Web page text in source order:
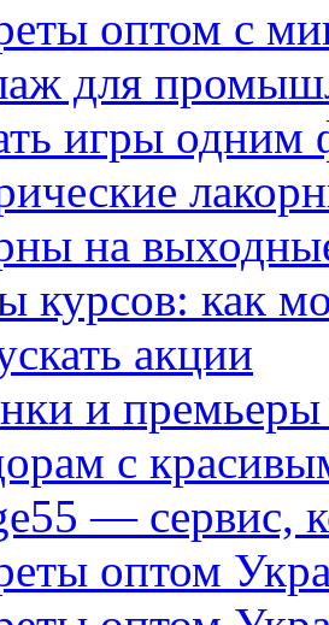
оптом с
для
игры одним
на
курсов: как
акции
и
с
— сервис,
оптом